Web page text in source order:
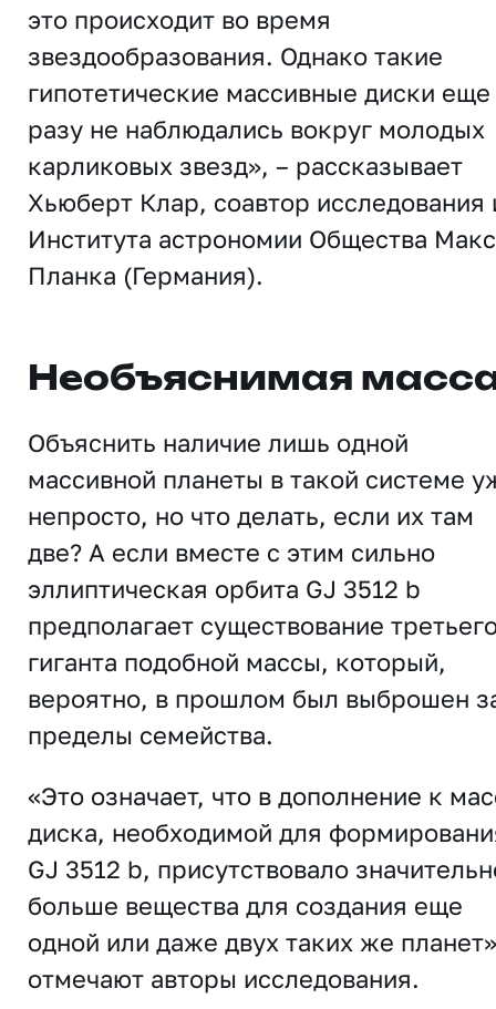
это происходит во время
звездообразования. Однако такие
гипотетические массивные диски
разу не наблюдались вокруг молодых
карликовых звезд», – рассказывает
Хьюберт Клар, соавтор исследования
Института астрономии Общества
Планка (Германия).
Необъяснимая
Объяснить наличие лишь одной
массивной планеты в такой системе
непросто, но что делать, если их там
две? А если вместе с этим сильно
эллиптическая орбита GJ 3512 b
предполагает существование
гиганта подобной массы, который,
вероятно, в прошлом был выброшен
пределы семейства.
«Это означает, что в дополнение к
диска, необходимой для
GJ 3512 b, присутствовало
больше вещества для создания еще
одной или даже двух таких же
отмечают авторы исследования.